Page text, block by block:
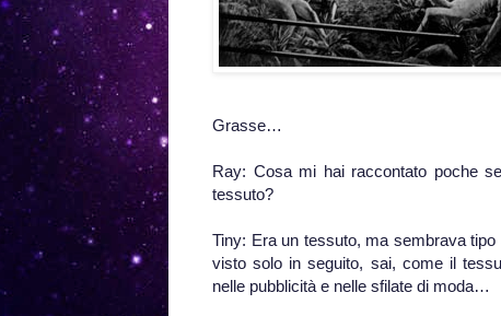
Grasse…
Ray: Cosa mi hai raccontato poche
tessuto?
Tiny: Era un tessuto, ma sembrava
visto solo in seguito, sai, come il
nelle pubblicità e nelle sfilate di moda…